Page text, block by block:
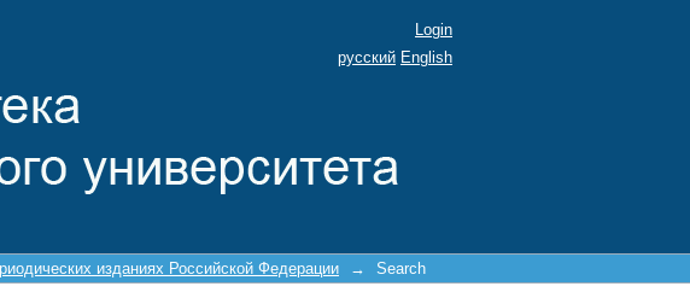
Login
русский English
изданиях Российской Федерации → Search